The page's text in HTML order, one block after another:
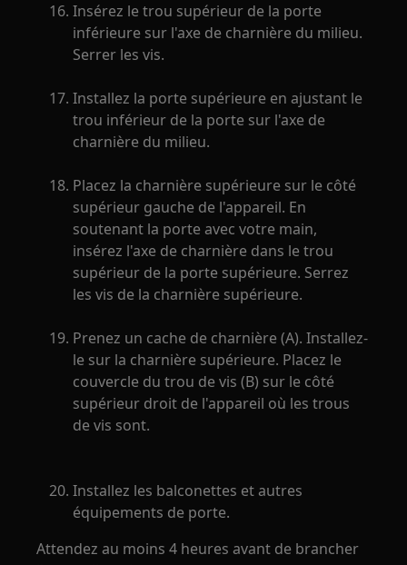
Insérez le trou supérieur de la porte
inférieure sur l'axe de charnière du milieu.
Serrer les vis.
Installez la porte supérieure en ajustant le
trou inférieur de la porte sur l'axe de
charnière du milieu.
Placez la charnière supérieure sur le côté
supérieur gauche de l'appareil. En
soutenant la porte avec votre main,
insérez l'axe de charnière dans le trou
supérieur de la porte supérieure. Serrez
les vis de la charnière supérieure.
Prenez un cache de charnière (A). Installez-
le sur la charnière supérieure. Placez le
couvercle du trou de vis (B) sur le côté
supérieur droit de l'appareil où les trous
de vis sont.
Installez les balconettes et autres
équipements de porte.
Attendez au moins 4 heures avant de brancher